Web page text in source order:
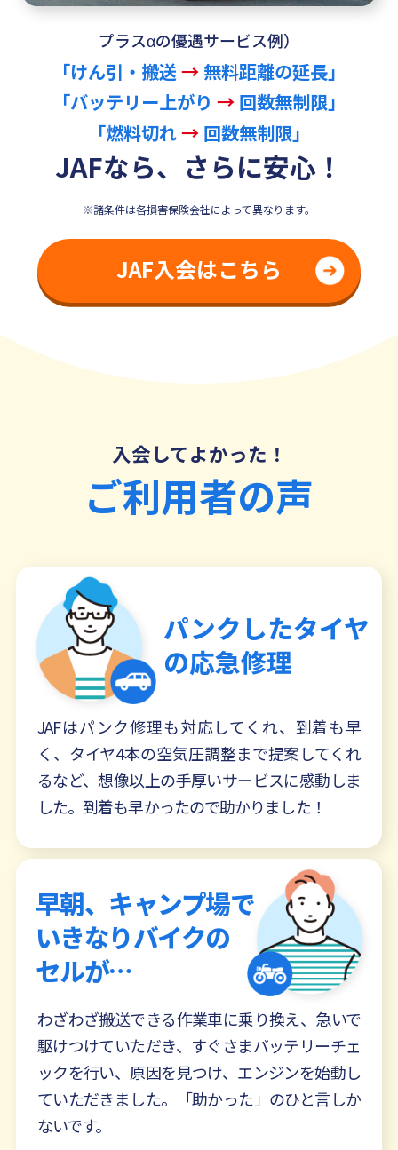
プラスαの優遇サービス例）
「けん引・搬送 → 無料距離の延長」
「バッテリー上がり → 回数無制限」
「燃料切れ→ 回数無制限」
JAFなら、さらに安心！
※諸条件は各損害保険会社によって異なります。
JAF入会はこちら
入会してよかった！
ご利用者の声
パンクしたタイヤ
の応急修理
JAFはパンク修理も対応してくれ、到着も早
く、タイヤ4本の空気圧調整まで提案してくれ
るなど、想像以上の手厚いサービスに感動しま
した。到着も早かったので助かりました！
早朝、キャンプ場で
いきなりバイクの
セルが…
わざわざ搬送できる作業車に乗り換え、急いで
駆けつけていただき、すぐさまバッテリーチェ
ックを行い、原因を見つけ、エンジンを始動し
ていただきました。「助かった」のひと言しか
ないです。